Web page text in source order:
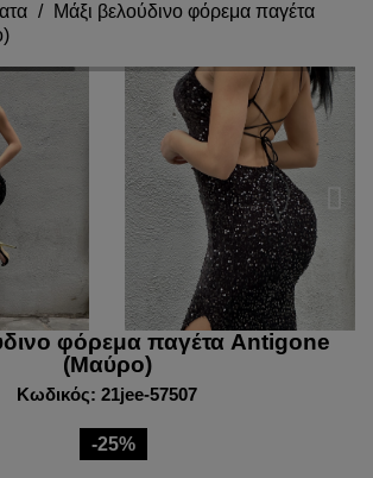
Μάξι βελούδινο φόρεμα παγέτα
φόρεμα παγέτα Antigone
(Μαύρο)
Κωδικός: 21jee-57507
-25%